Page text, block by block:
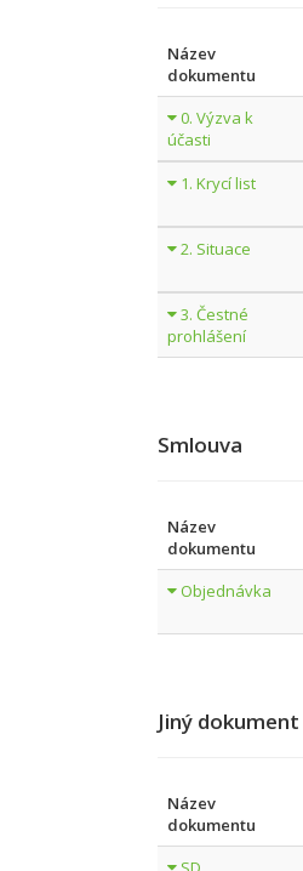
Název
dokumentu
0. Výzva k
účasti
1. Krycí list
2. Situace
3. Čestné
prohlášení
Smlouva
Název
dokumentu
Objednávka
Jiný dokument
Název
dokumentu